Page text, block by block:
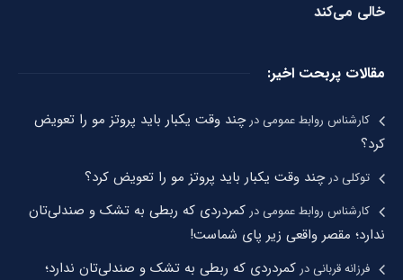
خالی می‌کند
مقالات پربحت اخیر:
کارشناس روابط عمومیدرچند وقت یکبار باید پروتز مو را تعویض
کرد؟
توکلیدرچند وقت یکبار باید پروتز مو را تعویض کرد؟
کارشناس روابط عمومیدر کمردردی که ربطی به تشک و صندلی‌تان
ندارد؛ مقصر واقعی زیر پای شماست!
فرزانه قربانیدر کمردردی که ربطی به تشک و صندلی‌تان ندارد؛